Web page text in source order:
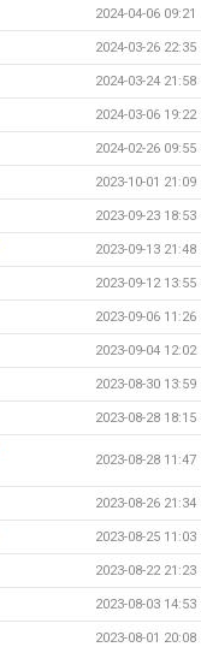
2024-04-06 09:21
2024-03-26 22:35
2024-03-24 21:58
2024-03-06 19:22
2024-02-26 09:55
2023-10-01 21:09
2023-09-23 18:53
2023-09-13 21:48
2023-09-12 13:55
2023-09-06 11:26
2023-09-04 12:02
2023-08-30 13:59
2023-08-28 18:15
2023-08-28 11:47
2023-08-26 21:34
2023-08-25 11:03
2023-08-22 21:23
2023-08-03 14:53
2023-08-01 20:08